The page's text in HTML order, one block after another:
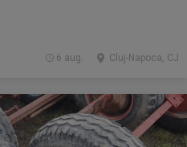
Cluj-Napoca, CJ
6 aug.